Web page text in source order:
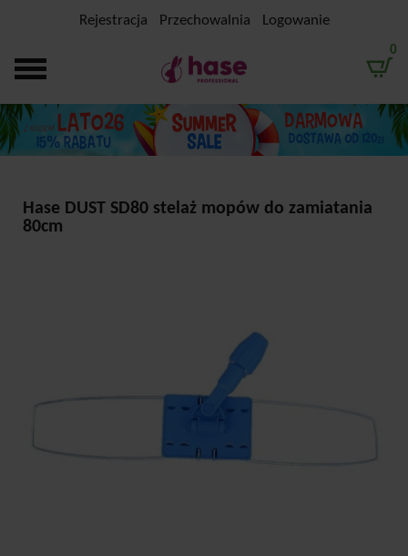
Rejestracja Przechowalnia Logowanie
0
Hase DUST SD80 stelaż mopów do zamiatania
80cm